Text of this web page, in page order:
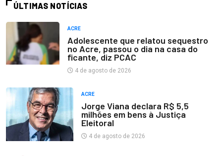
ÚLTIMAS NOTÍCIAS
ACRE
Adolescente que relatou sequestro
no Acre, passou o dia na casa do
ficante, diz PCAC
4 de agosto de 2026
ACRE
Jorge Viana declara R$ 5,5
milhões em bens à Justiça
Eleitoral
4 de agosto de 2026